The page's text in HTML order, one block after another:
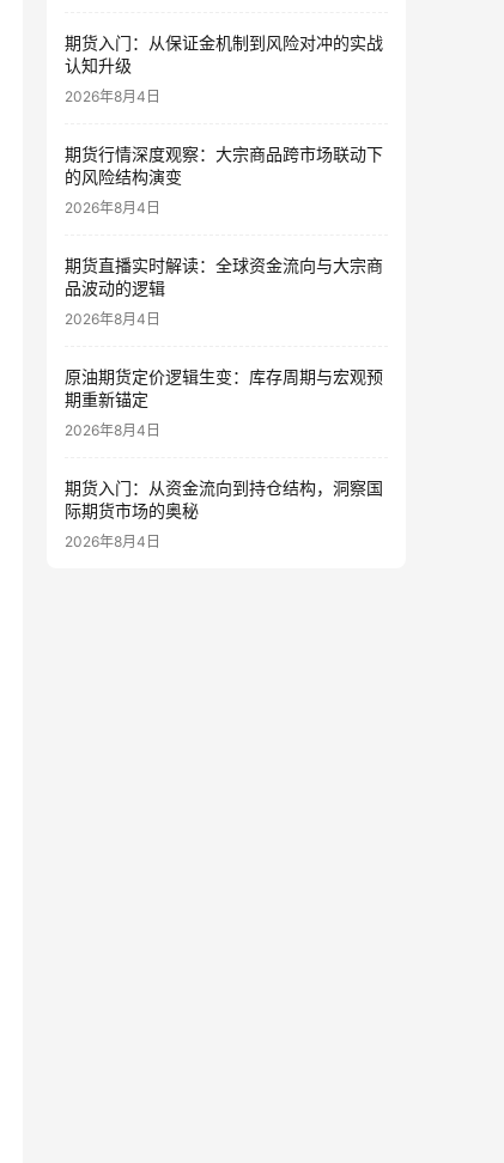
期货入门：从保证金机制到风险对冲的实战
认知升级
2026年8月4日
期货行情深度观察：大宗商品跨市场联动下
的风险结构演变
2026年8月4日
期货直播实时解读：全球资金流向与大宗商
品波动的逻辑
2026年8月4日
原油期货定价逻辑生变：库存周期与宏观预
期重新锚定
2026年8月4日
期货入门：从资金流向到持仓结构，洞察国
际期货市场的奥秘
2026年8月4日